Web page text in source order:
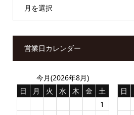
月を選択
営業日カレンダー
今月(2026年8月)
日
月 火 水 木 金
土
1
日